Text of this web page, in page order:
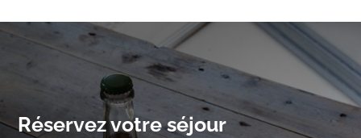
Réservez votre séjour